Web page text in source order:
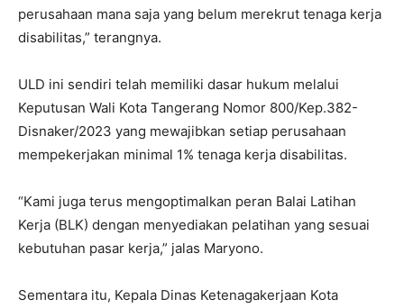
perusahaan mana saja yang belum merekrut tenaga kerja
disabilitas,” terangnya.
ULD ini sendiri telah memiliki dasar hukum melalui
Keputusan Wali Kota Tangerang Nomor 800/Kep.382-
Disnaker/2023 yang mewajibkan setiap perusahaan
mempekerjakan minimal 1% tenaga kerja disabilitas.
“Kami juga terus mengoptimalkan peran Balai Latihan
Kerja (BLK) dengan menyediakan pelatihan yang sesuai
kebutuhan pasar kerja,” jalas Maryono.
Sementara itu, Kepala Dinas Ketenagakerjaan Kota